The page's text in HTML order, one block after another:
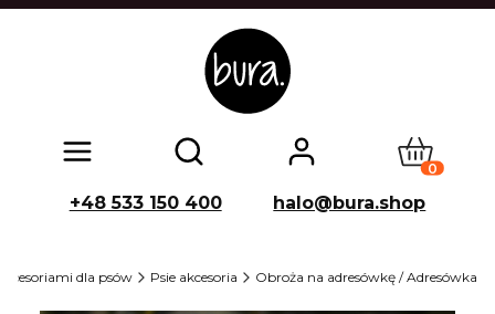
Otwórz wyszukiwarkę Produkty
+48 533 150 400 halo@bura.shop
dla psów Psie akcesoria Obroża na adresówkę / Adresówka